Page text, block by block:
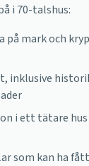
i 70-talshus:
mark och
inklusive
i ett tätare
som kan ha